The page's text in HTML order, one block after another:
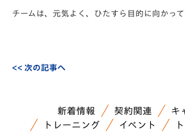
チームは、元気よく、ひたすら目的に向かって
<< 次の記事へ
新着情報 契約関連
キ
トレーニング
イベント